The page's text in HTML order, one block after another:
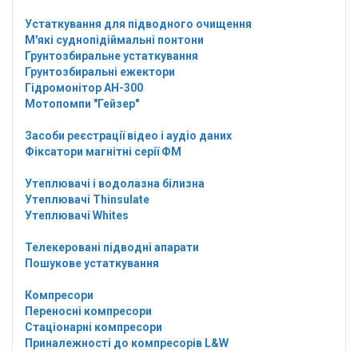
Устаткування для підводного очищення
М'які суднопідіймальні понтони
Грунтозбиральне устаткування
Грунтозбиральні ежектори
Гідромонітор АН-300
Мотопомпи "Гейзер"
Засоби реєстрації відео і аудіо даних
Фіксатори магнітні серії ФМ
Утеплювачі і водолазна білизна
Утеплювачі Thinsulate
Утеплювачі Whites
Телекеровані підводні апарати
Пошукове устаткування
Компресори
Переносні компресори
Стаціонарні компресори
Приналежності до компресорів L&W